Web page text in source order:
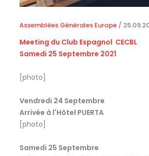
Assemblées Générales Europe /
Meeting du Club Espagnol CECBL
Samedi 25 Septembre 2021
[photo]
Vendredi 24 Septembre
Arrivée à l'Hôtel PUERTA
[photo]
Samedi 25 Septembre